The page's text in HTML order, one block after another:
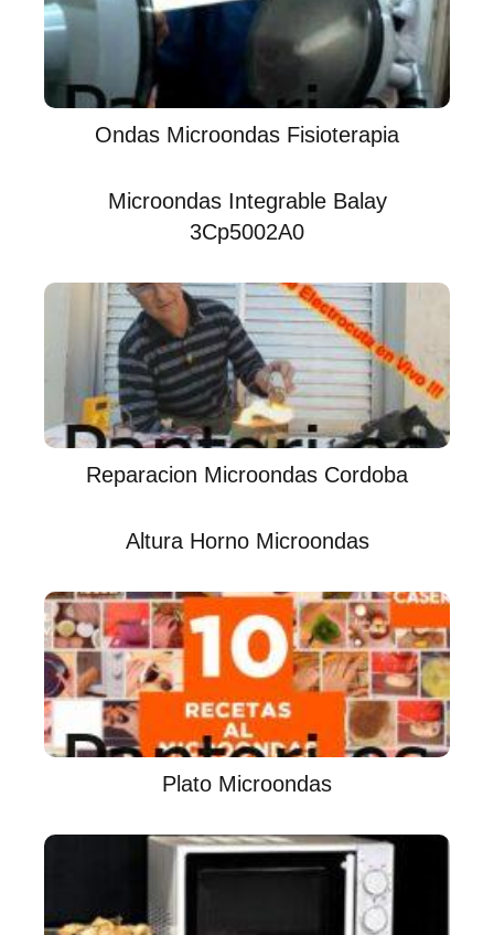
Ondas Microondas Fisioterapia
Microondas Integrable Balay
3Cp5002A0
Reparacion Microondas Cordoba
Altura Horno Microondas
Plato Microondas